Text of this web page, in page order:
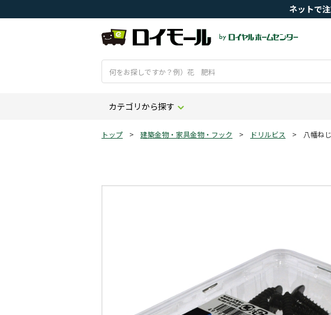
ネットで
カテゴリから探す
トップ > 建築金物・家具金物・フック > ドリルビス > 八幡ね